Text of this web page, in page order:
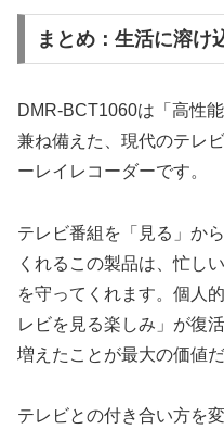
まとめ：生活に溶け
DMR-BCT1060は「高性
兼ね備えた、現代のテレ
ーレイレコーダーです。
テレビ番組を「見る」か
くれるこの製品は、忙し
を守ってくれます。個人
レビを見る楽しみ」が復
増えたことが最大の価値
テレビとの付き合い方を